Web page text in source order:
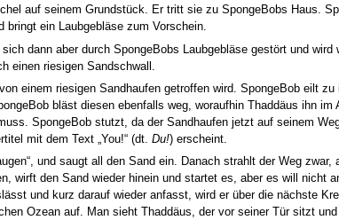
auf seinem Grundstück. Er tritt sie zu SpongeBobs Haus.
bringt ein Laubgebläse zum Vorschein.
dann aber durch SpongeBobs Laubgebläse gestört und
einen riesigen Sandschwall.
einem riesigen Sandhaufen getroffen wird. SpongeBob eilt
bläst diesen ebenfalls weg, woraufhin Thaddäus ihn im
SpongeBob stutzt, da der Sandhaufen jetzt auf seinem
mit dem Text „You!“ (dt. Du!) erscheint.
und saugt all den Sand ein. Danach strahlt der Weg
wirft den Sand wieder hinein und startet es, aber es will nicht
und kurz darauf wieder anfasst, wird er über die nächste
Ozean auf. Man sieht Thaddäus, der vor seiner Tür sitzt